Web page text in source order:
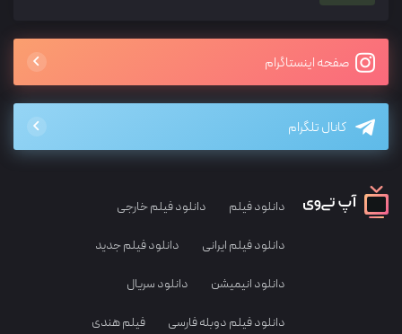
صفحه اینستاگرام
کانال تلگرام
دانلود فیلم دانلود فیلم خارجی
دانلود فیلم ایرانی دانلود فیلم جدید
دانلود انیمیشن دانلود سریال
دانلود فیلم دوبله فارسی فیلم هندی